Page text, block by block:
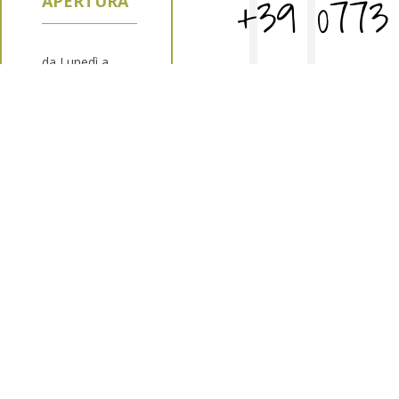
da Lunedì a
+39 0773